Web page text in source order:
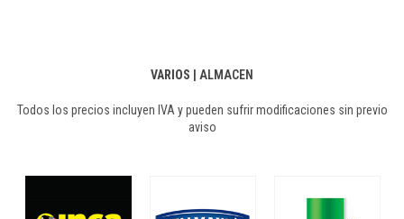
VARIOS ALMACEN
Todos los precios incluyen IVA y pueden sufrir modificaciones sin previo
aviso